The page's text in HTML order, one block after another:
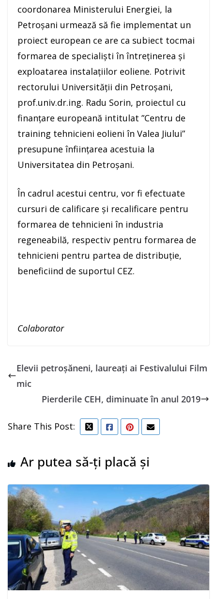
coordonarea Ministerului Energiei, la
Petroșani urmează să fie implementat un
proiect european ce are ca subiect tocmai
formarea de specialiști în întreținerea și
exploatarea instalațiilor eoliene. Potrivit
rectorului Universității din Petroșani,
prof.univ.dr.ing. Radu Sorin, proiectul cu
finanțare europeană intitulat ”Centru de
training tehnicieni eolieni în Valea Jiului”
presupune înființarea acestuia la
Universitatea din Petroșani.
În cadrul acestui centru, vor fi efectuate
cursuri de calificare și recalificare pentru
formarea de tehnicieni în industria
regeneabilă, respectiv pentru formarea de
tehnicieni pentru partea de distribuție,
beneficiind de suportul CEZ.
Colaborator
Elevii petroșăneni, laureați ai Festivalului Film
mic
Pierderile CEH, diminuate în anul 2019
Share This Post:
Ar putea să-ți placă și